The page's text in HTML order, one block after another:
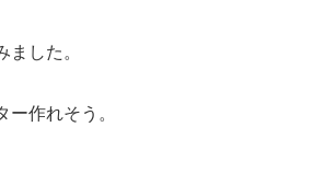
した。
ー作れそう。